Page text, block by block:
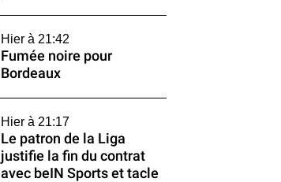
Hier à 21:42
Fumée noire pour
Bordeaux
Hier à 21:17
Le patron de la Liga
justifie la fin du contrat
avec beIN Sports et tacle